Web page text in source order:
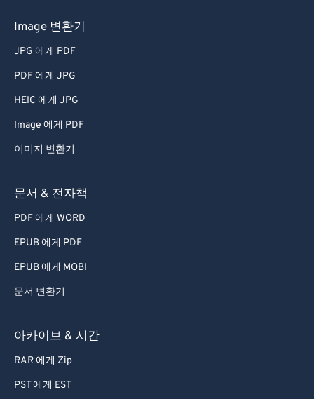
Image 변환기
JPG 에게 PDF
PDF 에게 JPG
HEIC 에게 JPG
Image 에게 PDF
이미지 변환기
문서 & 전자책
PDF 에게 WORD
EPUB 에게 PDF
EPUB 에게 MOBI
문서 변환기
아카이브 & 시간
RAR 에게 Zip
PST 에게 EST